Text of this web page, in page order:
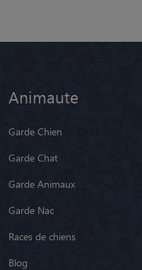
Animaute
Garde Chien
Garde Chat
Garde Animaux
Garde Nac
Races de chiens
Blog